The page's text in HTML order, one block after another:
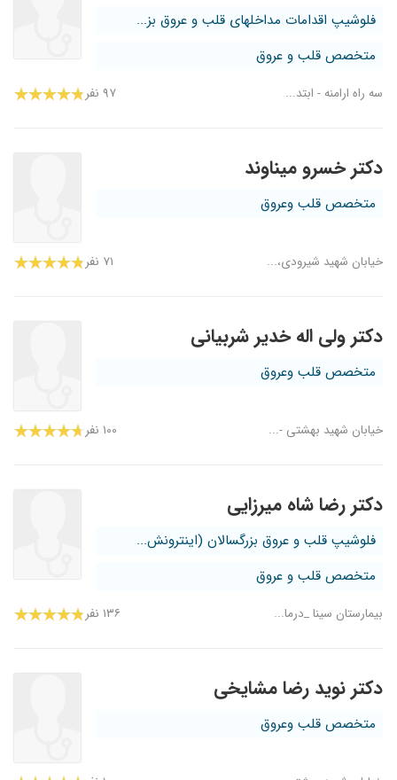
فلوشیپ اقدامات مداخلهای قلب و عروق بز...
متخصص قلب و عروق
سه راه ارامنه - ابتد... ۹۷ نفر
دکتر خسرو میناوند
متخصص قلب وعروق
خیابان شهید شیرودی،... ۷۱ نفر
دکتر ولی اله خدیر شربیانی
متخصص قلب وعروق
خیابان شهید بهشتی -... ۱۰۰ نفر
دکتر رضا شاه میرزایی
فلوشیپ قلب و عروق بزرگسالان (اینترونش...
متخصص قلب و عروق
بیمارستان سینا _درما... ۱۳۶ نفر
دکتر نوید رضا مشایخی
متخصص قلب وعروق